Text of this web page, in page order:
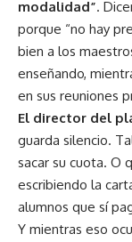
modalidad”.
porque “no hay
bien a los
enseñando,
en sus reuniones
El director del
guarda silencio.
sacar su cuota. O
escribiendo la
alumnos que sí
Y mientras eso